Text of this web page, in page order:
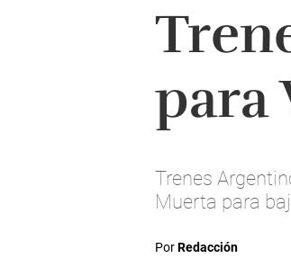
para
Trenes
Muerta para
PorRedacción